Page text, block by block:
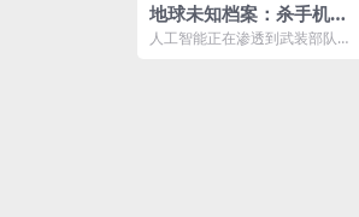
地球未知档案：杀手机器
人 Unknown Killer Rob
人工智能正在渗透到武装部队的